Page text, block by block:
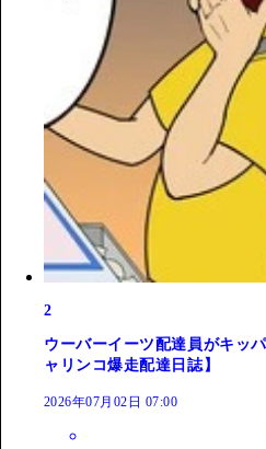
2
ウーバーイーツ配達員がキッ
ャリンコ爆走配達日誌】
2026年07月02日 07:00